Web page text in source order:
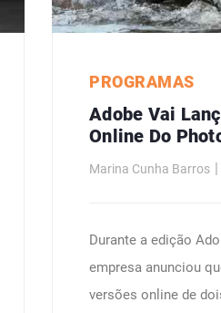
PROGRAMAS
Adobe Vai
Online Do
Illustrator
Marina Cunha Barros
Durante a edição
empresa anunciou
versões online de